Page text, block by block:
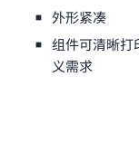
外形紧凑
组件可清晰打
义需求